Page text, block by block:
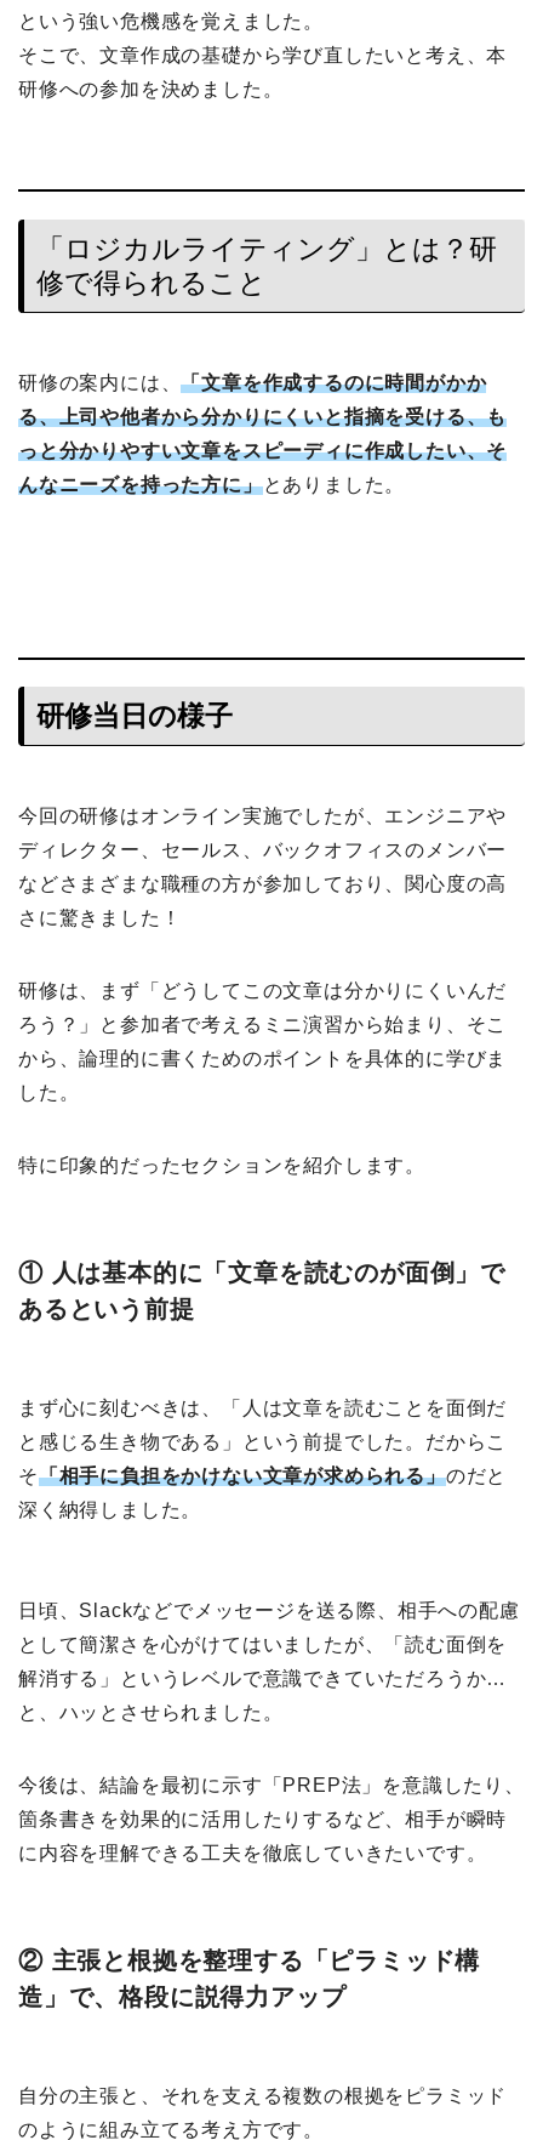
という強い危機感を覚えました。
そこで、文章作成の基礎から学び直したいと考え、本
研修への参加を決めました。
「ロジカルライティング」とは？研
修で得られること
研修の案内には、「文章を作成するのに時間がかか
る、上司や他者から分かりにくいと指摘を受ける、も
っと分かりやすい文章をスピーディに作成したい、そ
んなニーズを持った方に」とありました。
研修当日の様子
今回の研修はオンライン実施でしたが、エンジニアや
ディレクター、セールス、バックオフィスのメンバー
などさまざまな職種の方が参加しており、関心度の高
さに驚きました！
研修は、まず「どうしてこの文章は分かりにくいんだ
ろう？」と参加者で考えるミニ演習から始まり、そこ
から、論理的に書くためのポイントを具体的に学びま
した。
特に印象的だったセクションを紹介します。
① 人は基本的に「文章を読むのが面倒」で
あるという前提
まず心に刻むべきは、「人は文章を読むことを面倒だ
と感じる生き物である」という前提でした。だからこ
そ「相手に負担をかけない文章が求められる」のだと
深く納得しました。
日頃、Slackなどでメッセージを送る際、相手への配慮
として簡潔さを心がけてはいましたが、「読む面倒を
解消する」というレベルで意識できていただろうか…
と、ハッとさせられました。
今後は、結論を最初に示す「PREP法」を意識したり、
箇条書きを効果的に活用したりするなど、相手が瞬時
に内容を理解できる工夫を徹底していきたいです。
② 主張と根拠を整理する「ピラミッド構
造」で、格段に説得力アップ
自分の主張と、それを支える複数の根拠をピラミッド
のように組み立てる考え方です。